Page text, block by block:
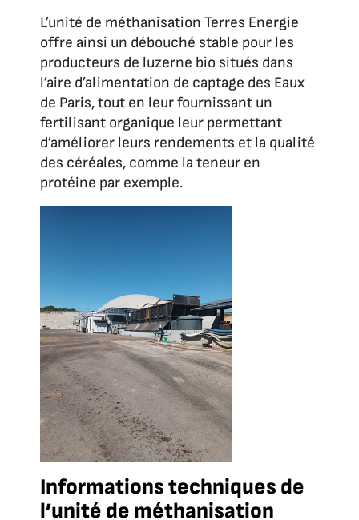
L’unité de méthanisation Terres Energie
offre ainsi un débouché stable pour les
producteurs de luzerne bio situés dans
l’aire d’alimentation de captage des Eaux
de Paris, tout en leur fournissant un
fertilisant organique leur permettant
d’améliorer leurs rendements et la qualité
des céréales, comme la teneur en
protéine par exemple.
Informations techniques de
l’unité de méthanisation